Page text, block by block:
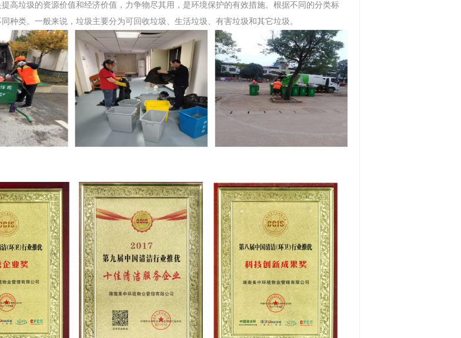
高垃圾的资源价值和经济价值，力争物尽其用，是环境保护的有效措施。根据不同的分类标
种类。一般来说，垃圾主要分为可回收垃圾、生活垃圾、有害垃圾和其它垃圾。